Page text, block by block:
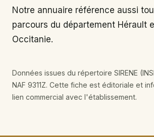
Notre annuaire référence aussi
parcours du département Hérault
Occitanie.
Données issues du répertoire SIRENE
NAF 9311Z. Cette fiche est éditoriale et
lien commercial avec l'établissement.